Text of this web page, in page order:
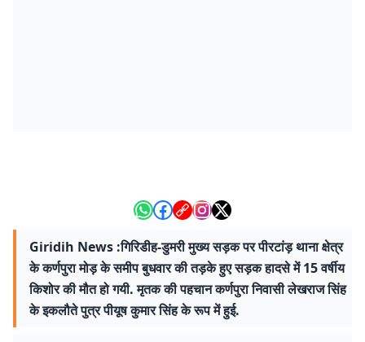
Giridih News :गिरिडीह-डुमरी मुख्य सड़क पर पीरटांड़ थाना क्षेत्र
के कर्णपुरा मोड़ के समीप बुधवार की तड़के हुए सड़क हादसे में 15 वर्षीय
किशोर की मौत हो गयी. मृतक की पहचान कर्णपुरा निवासी लेखराज सिंह
के इकलौते पुत्र पीयूष कुमार सिंह के रूप में हुई.